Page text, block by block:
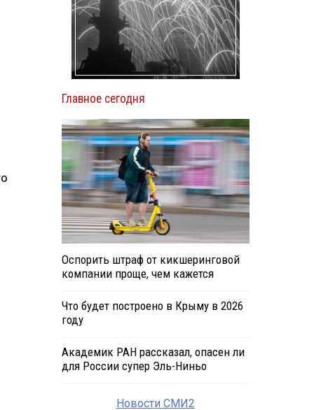
Главное сегодня
Оспорить штраф от кикшеринговой
компании проще, чем кажется
Что будет построено в Крыму в 2026
году
Академик РАН рассказал, опасен ли
для России супер Эль-Ниньо
Новости СМИ2